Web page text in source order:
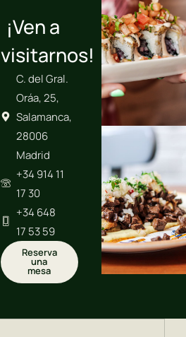
¡Ven a
visitarnos!
C. del Gral.
Oráa, 25,
Salamanca,
28006
Madrid
+34 914 11
17 30
+34 648
17 53 59
Reserva
una
mesa